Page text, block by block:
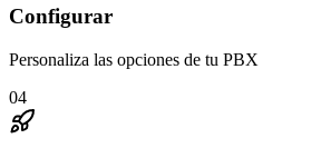
Configurar
Personaliza las opciones de tu PBX
04